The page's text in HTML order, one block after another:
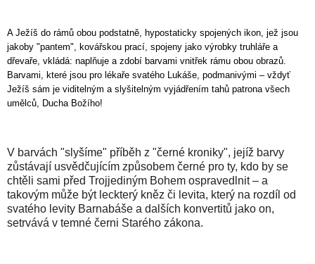
A Ježíš do rámů obou podstatně, hypostaticky spojených ikon, jež jsou
jakoby "pantem", kovářskou prací, spojeny jako výrobky truhláře a
dřevaře, vkládá: naplňuje a zdobí barvami vnitřek rámu obou obrazů.
Barvami, které jsou pro lékaře svatého Lukáše, podmanivými – vždyť
Ježíš sám je viditelným a slyšitelným vyjádřením tahů patrona všech
umělců, Ducha Božího!
V barvách "slyšíme" příběh z "černé kroniky", jejíž barvy
zůstávají usvědčujícím způsobem černé pro ty, kdo by se
chtěli sami před Trojjediným Bohem ospravedlnit – a
takovým může být leckterý kněz či levita, který na rozdíl od
svatého levity Barnabáše a dalších konvertitů jako on,
setrvává v temné černi Starého zákona.